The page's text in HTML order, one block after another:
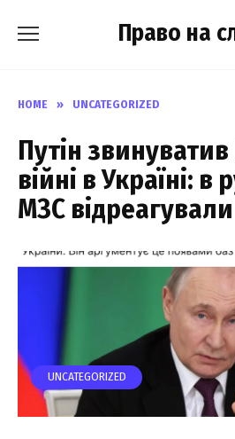
Право на
HOME » UNCATEGORIZED
Путін
війні в Україні:
МЗС відреагували
UNCATEGORIZED